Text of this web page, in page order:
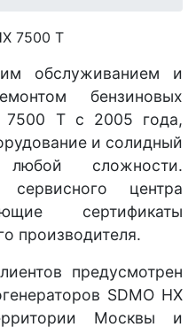
обслуживанием и
бензиновых
7500 T с 2005 года,
и солидный
сложности.
центра
сертификаты
производителя.
предусмотрен
SDMO HX
Москвы и